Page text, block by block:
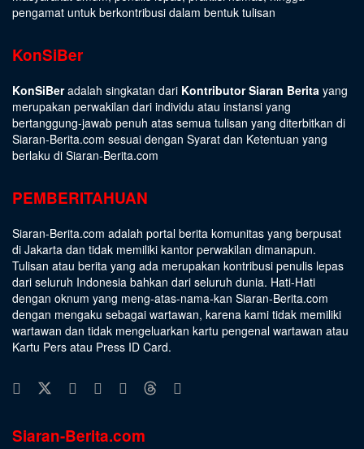
pengamat untuk berkontribusi dalam bentuk tulisan
KonSiBer
KonSiBeradalah singkatan dari Kontributor Siaran Berita yang
merupakan perwakilan dari individu atau instansi yang
bertanggung-jawab penuh atas semua tulisan yang diterbitkan di
Siaran-Berita.com sesuai dengan Syarat dan Ketentuan yang
berlaku di Siaran-Berita.com
PEMBERITAHUAN
Siaran-Berita.com adalah portal berita komunitas yang berpusat
di Jakarta dan tidak memiliki kantor perwakilan dimanapun.
Tulisan atau berita yang ada merupakan kontribusi penulis lepas
dari seluruh Indonesia bahkan dari seluruh dunia. Hati-Hati
dengan oknum yang meng-atas-nama-kan Siaran-Berita.com
dengan mengaku sebagai wartawan, karena kami tidak memiliki
wartawan dan tidak mengeluarkan kartu pengenal wartawan atau
Kartu Pers atau Press ID Card.
Siaran-Berita.com